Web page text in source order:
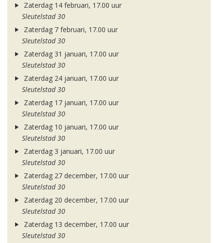
Zaterdag 14 februari, 17.00 uur
Sleutelstad 30
Zaterdag 7 februari, 17.00 uur
Sleutelstad 30
Zaterdag 31 januari, 17.00 uur
Sleutelstad 30
Zaterdag 24 januari, 17.00 uur
Sleutelstad 30
Zaterdag 17 januari, 17.00 uur
Sleutelstad 30
Zaterdag 10 januari, 17.00 uur
Sleutelstad 30
Zaterdag 3 januari, 17.00 uur
Sleutelstad 30
Zaterdag 27 december, 17.00 uur
Sleutelstad 30
Zaterdag 20 december, 17.00 uur
Sleutelstad 30
Zaterdag 13 december, 17.00 uur
Sleutelstad 30